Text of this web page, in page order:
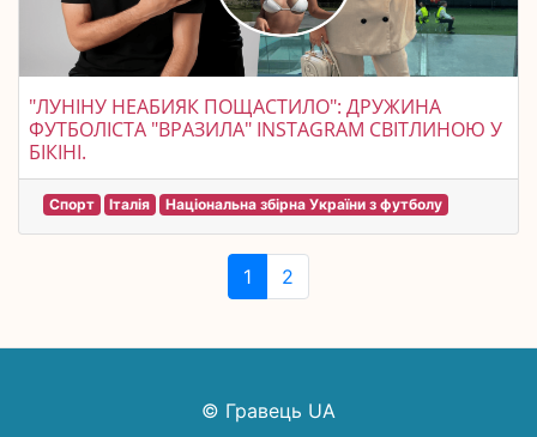
"ЛУНІНУ НЕАБИЯК ПОЩАСТИЛО": ДРУЖИНА
ФУТБОЛІСТА "ВРАЗИЛА" INSTAGRAM СВІТЛИНОЮ У
БІКІНІ.
Спорт Італія Національна збірна України з футболу
1 2
© Гравець UA